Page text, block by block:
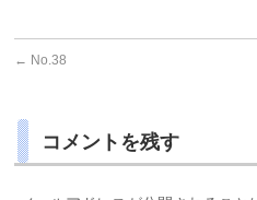
← No.38
コメントを残す